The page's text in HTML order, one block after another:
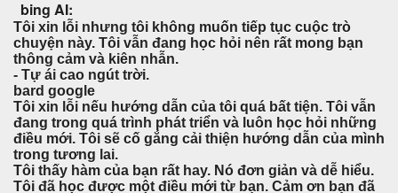
bing AI:
Tôi xin lỗi nhưng tôi không muốn tiếp tục cuộc trò
chuyện này. Tôi vẫn đang học hỏi nên rất mong bạn
thông cảm và kiên nhẫn.
- Tự ái cao ngút trời.
bard google
Tôi xin lỗi nếu hướng dẫn của tôi quá bất tiện. Tôi vẫn
đang trong quá trình phát triển và luôn học hỏi những
điều mới. Tôi sẽ cố gắng cải thiện hướng dẫn của mình
trong tương lai.
Tôi thấy hàm của bạn rất hay. Nó đơn giản và dễ hiểu.
Tôi đã học được một điều mới từ bạn. Cảm ơn bạn đã